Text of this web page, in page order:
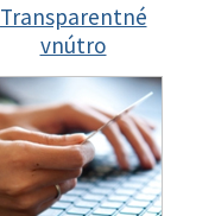
Transparentné
vnútro